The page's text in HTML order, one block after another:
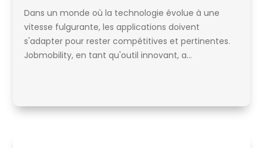
Dans un monde où la technologie évolue à une
vitesse fulgurante, les applications doivent
s'adapter pour rester compétitives et pertinentes.
Jobmobility, en tant qu'outil innovant, a...